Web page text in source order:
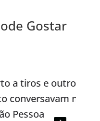
Gostar
e outro fica
na